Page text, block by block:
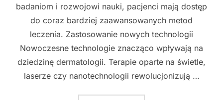
badaniom i rozwojowi nauki, pacjenci mają dostęp
do coraz bardziej zaawansowanych metod
leczenia. Zastosowanie nowych technologii
Nowoczesne technologie znacząco wpływają na
dziedzinę dermatologii. Terapie oparte na świetle,
laserze czy nanotechnologii rewolucjonizują …